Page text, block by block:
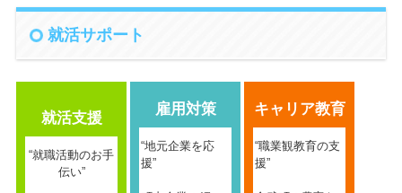
就活サポート
就活支援
“就職活動のお手
伝い”
雇用対策
“地元企業を応
援”
キャリア教育
“職業観教育の支
援”